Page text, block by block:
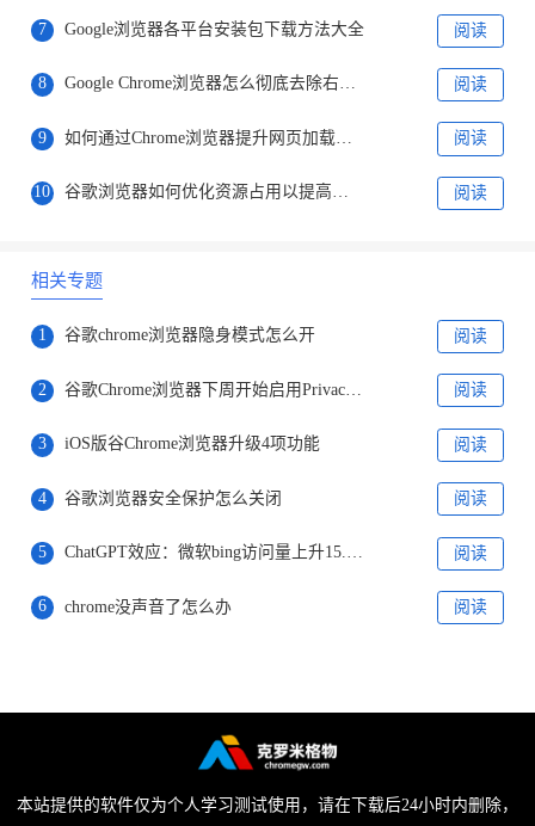
7 Google浏览器各平台安装包下载方法大全 阅读
8 Google Chrome浏览器怎么彻底去除右下角弹窗 阅读
9 如何通过Chrome浏览器提升网页加载体验 阅读
10 谷歌浏览器如何优化资源占用以提高性能 阅读
相关专题
1 谷歌chrome浏览器隐身模式怎么开 阅读
2 谷歌Chrome浏览器下周开始启用Privacy Sandbox 阅读
3 iOS版谷Chrome浏览器升级4项功能 阅读
4 谷歌浏览器安全保护怎么关闭 阅读
5 ChatGPT效应：微软bing访问量上升15.8%，谷歌访问量下降1% 阅读
6 chrome没声音了怎么办 阅读
本站提供的软件仅为个人学习测试使用，请在下载后24小时内删除，